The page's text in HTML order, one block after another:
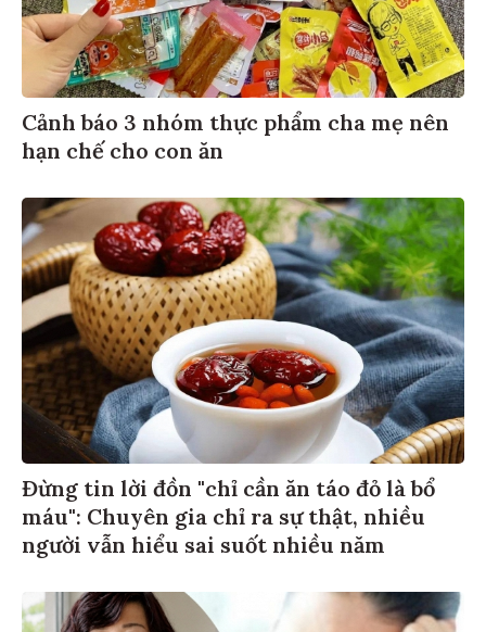
Cảnh báo 3 nhóm thực phẩm cha mẹ nên
hạn chế cho con ăn
Đừng tin lời đồn "chỉ cần ăn táo đỏ là bổ
máu": Chuyên gia chỉ ra sự thật, nhiều
người vẫn hiểu sai suốt nhiều năm